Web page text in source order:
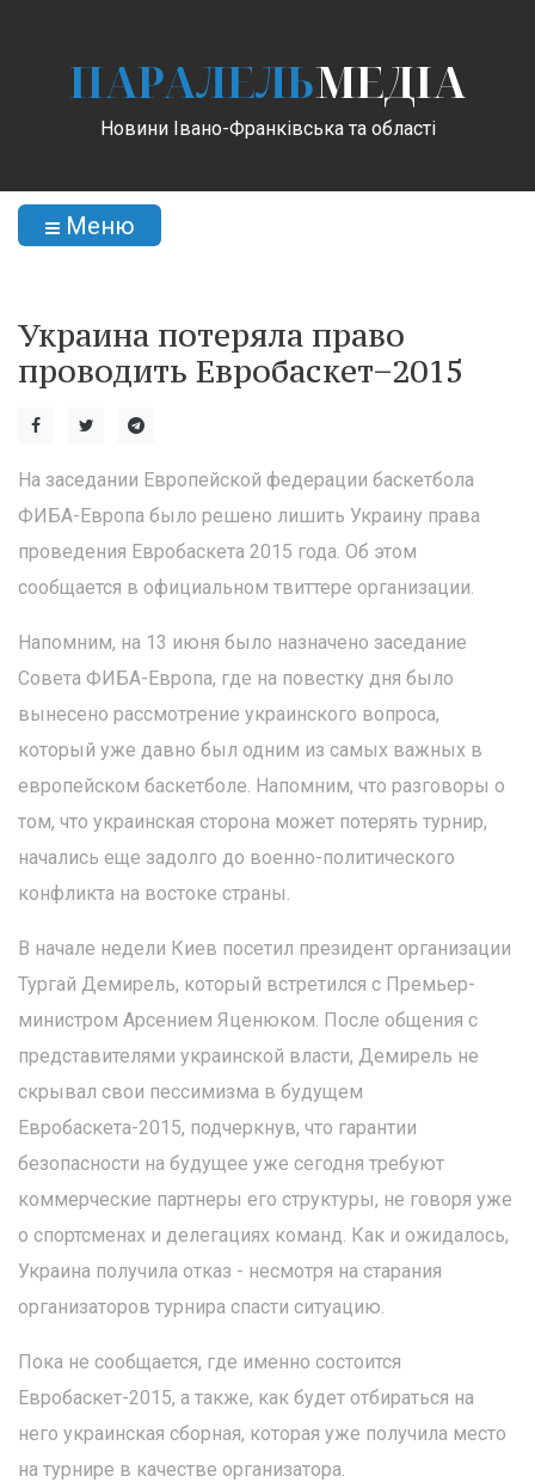
ПАРАЛЕЛЬМЕДІА
Новини Івано-Франківська та області
Меню
Украина потеряла право
проводить Евробаскет−2015
На заседании Европейской федерации баскетбола
ФИБА-Европа было решено лишить Украину права
проведения Евробаскета 2015 года. Об этом
сообщается в официальном твиттере организации.
Напомним, на 13 июня было назначено заседание
Совета ФИБА-Европа, где на повестку дня было
вынесено рассмотрение украинского вопроса,
который уже давно был одним из самых важных в
европейском баскетболе. Напомним, что разговоры о
том, что украинская сторона может потерять турнир,
начались еще задолго до военно-политического
конфликта на востоке страны.
В начале недели Киев посетил президент организации
Тургай Демирель, который встретился с Премьер-
министром Арсением Яценюком. После общения с
представителями украинской власти, Демирель не
скрывал свои пессимизма в будущем
Евробаскета-2015, подчеркнув, что гарантии
безопасности на будущее уже сегодня требуют
коммерческие партнеры его структуры, не говоря уже
о спортсменах и делегациях команд. Как и ожидалось,
Украина получила отказ - несмотря на старания
организаторов турнира спасти ситуацию.
Пока не сообщается, где именно состоится
Евробаскет-2015, а также, как будет отбираться на
него украинская сборная, которая уже получила место
на турнире в качестве организатора.